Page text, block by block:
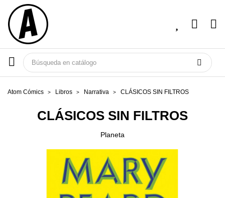
Atom Cómics Libros Narrativa CLÁSICOS SIN FILTROS
CLÁSICOS SIN FILTROS
Planeta